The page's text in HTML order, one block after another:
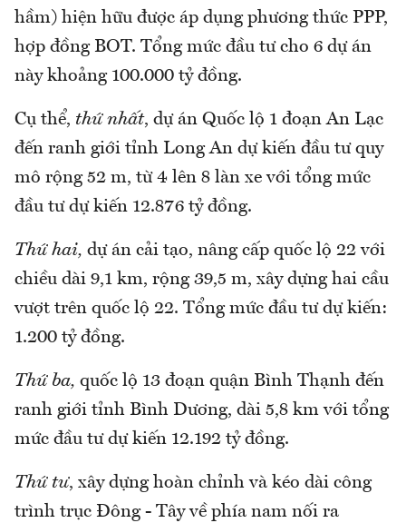
hầm) hiện hữu được áp dụng phương thức PPP,
hợp đồng BOT. Tổng mức đầu tư cho 6 dự án
này khoảng 100.000 tỷ đồng.
Cụ thể, thứ nhất, dự án Quốc lộ 1 đoạn An Lạc
đến ranh giới tỉnh Long An dự kiến đầu tư quy
mô rộng 52 m, từ 4 lên 8 làn xe với tổng mức
đầu tư dự kiến 12.876 tỷ đồng.
Thứ hai, dự án cải tạo, nâng cấp quốc lộ 22 với
chiều dài 9,1 km, rộng 39,5 m, xây dựng hai cầu
vượt trên quốc lộ 22. Tổng mức đầu tư dự kiến:
1.200 tỷ đồng.
Thứ ba, quốc lộ 13 đoạn quận Bình Thạnh đến
ranh giới tỉnh Bình Dương, dài 5,8 km với tổng
mức đầu tư dự kiến 12.192 tỷ đồng.
Thứ tư, xây dựng hoàn chỉnh và kéo dài công
trình trục Đông - Tây về phía nam nối ra